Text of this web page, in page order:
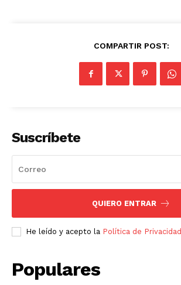
COMPARTIR POST:
Suscríbete
QUIERO ENTRAR
He leído y acepto la Política de Privacidad
Populares